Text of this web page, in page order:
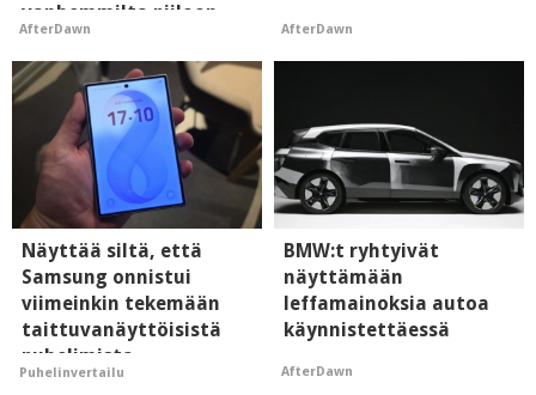
vanhemmilta piiloon
AfterDawn AfterDawn
Näyttää siltä, että
Samsung onnistui
viimeinkin tekemään
taittuvanäyttöisistä
puhelimista
supersuosittuja
Puhelinvertailu
BMW:t ryhtyivät
näyttämään
leffamainoksia autoa
käynnistettäessä
AfterDawn